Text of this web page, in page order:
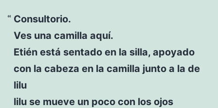
Consultorio.
Ves una camilla aquí.
Etién está sentado en la silla, apoyado
con la cabeza en la camilla junto a la de
lilu
lilu se mueve un poco con los ojos